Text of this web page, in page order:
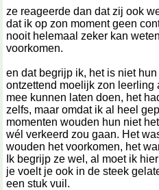
ze reageerde dan dat zij ook
dat ik op zon moment geen
nooit helemaal zeker kan
voorkomen.
en dat begrijp ik, het is niet
ontzettend moelijk zon leerling
mee kunnen laten doen, het
zelfs, maar omdat ik al heel
momenten wouden hun niet
wél verkeerd zou gaan. Het
wouden het voorkomen, het
Ik begrijp ze wel, al moet ik
je voelt je ook in de steek
een stuk vuil.